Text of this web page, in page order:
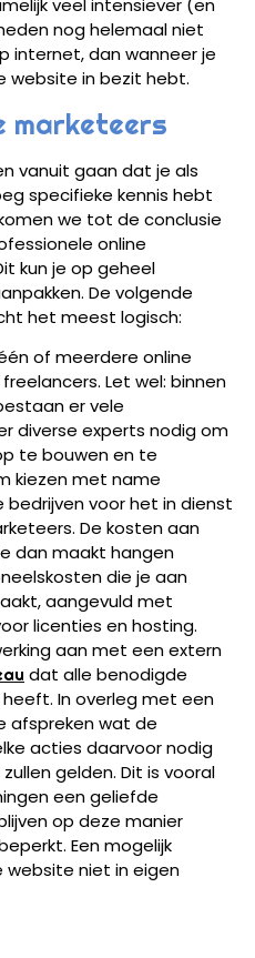
veel intensiever (en
nog helemaal niet
internet, dan wanneer je
website in bezit hebt.
marketeers
vanuit gaan dat je als
specifieke kennis hebt
we tot de conclusie
online
kun je op geheel
De volgende
het meest logisch:
of meerdere online
Let wel: binnen
er vele
diverse experts nodig om
te bouwen en te
kiezen met name
voor het in dienst
De kosten aan
dan maakt hangen
die je aan
aangevuld met
licenties en hosting.
aan met een extern
dat alle benodigde
In overleg met een
afspreken wat de
acties daarvoor nodig
gelden. Dit is vooral
een geliefde
op deze manier
Een mogelijk
website niet in eigen